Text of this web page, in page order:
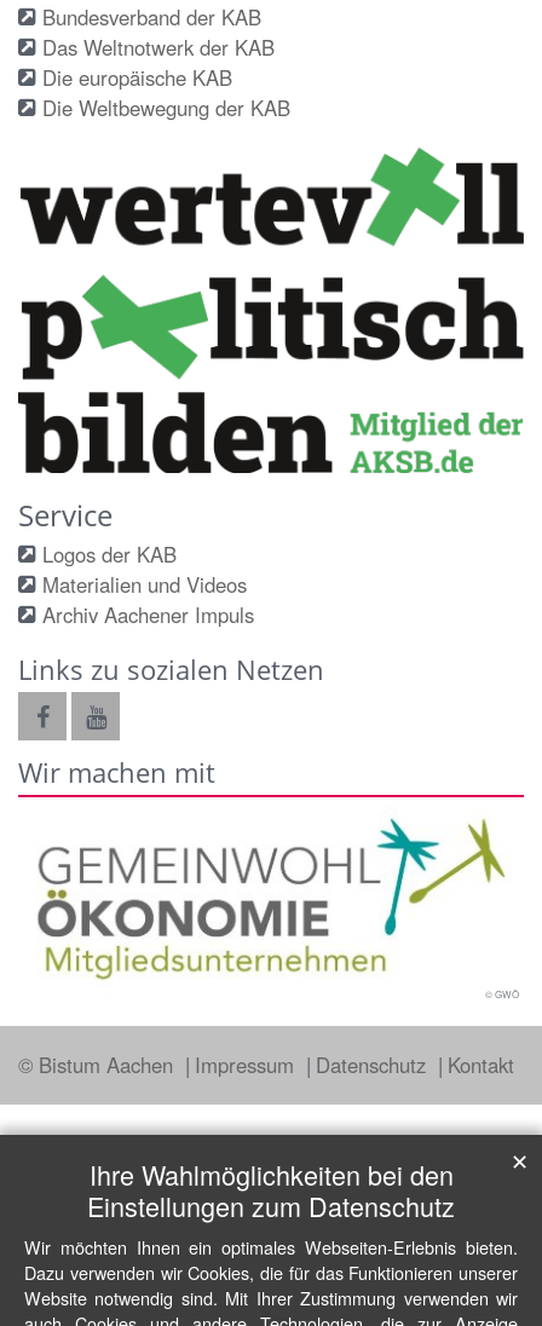
Bundesverband der KAB
Das Weltnotwerk der KAB
Die europäische KAB
Die Weltbewegung der KAB
Service
Logos der KAB
Materialien und Videos
Archiv Aachener Impuls
Links zu sozialen Netzen
Wir machen mit
© GWÖ
© Bistum Aachen Impressum Datenschutz Kontakt
Ihre Wahlmöglichkeiten bei den
Einstellungen zum Datenschutz
Wir möchten Ihnen ein optimales Webseiten-Erlebnis bieten.
Dazu verwenden wir Cookies, die für das Funktionieren unserer
Website notwendig sind. Mit Ihrer Zustimmung verwenden wir
✕